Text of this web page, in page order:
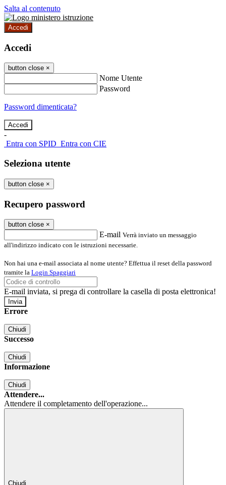
Salta al contenuto
Accedi
Accedi
button close ×
Nome Utente
Password
Password dimenticata?
-
Entra con SPID Entra con CIE
Seleziona utente
button close ×
Recupero password
button close ×
E-mail Verrà inviato un messaggio
all'indirizzo indicato con le istruzioni necessarie.
Non hai una e-mail associata al nome utente? Effettua il reset della password
tramite la Login Spaggiari
E-mail inviata, si prega di controllare la casella di posta elettronica!
Errore
Chiudi
Successo
Chiudi
Informazione
Chiudi
Attendere...
Attendere il completamento dell'operazione...
Chiudi